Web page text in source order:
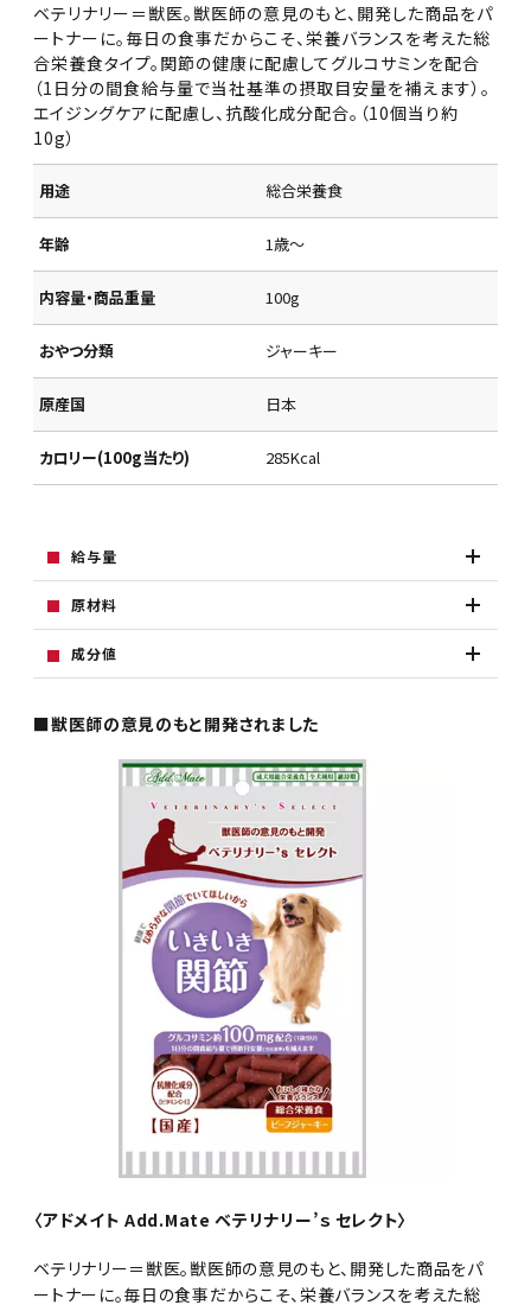
ベテリナリー＝獣医。獣医師の意見のもと、開発した商品をパ
ートナーに。毎日の食事だからこそ、栄養バランスを考えた総
合栄養食タイプ。関節の健康に配慮してグルコサミンを配合
（1日分の間食給与量で当社基準の摂取目安量を補えます）。
エイジングケアに配慮し、抗酸化成分配合。（10個当り約
10g）
用途 総合栄養食
年齢 1歳～
内容量・商品重量 100g
おやつ分類 ジャーキー
原産国 日本
カロリー(100g当たり) 285Kcal
給与量
原材料
成分値
■獣医師の意見のもと開発されました
〈アドメイト Add.Mate ベテリナリー’ｓ セレクト〉
ベテリナリー＝獣医。獣医師の意見のもと、開発した商品をパ
ートナーに。毎日の食事だからこそ、栄養バランスを考えた総